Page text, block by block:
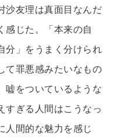
沙友理は真面目なんだ
感じた。「本来の自
分」をうまく分けられ
て罪悪感みたいなもの
嘘をついているような
すぎる人間はこうなっ
人間的な魅力を感じ